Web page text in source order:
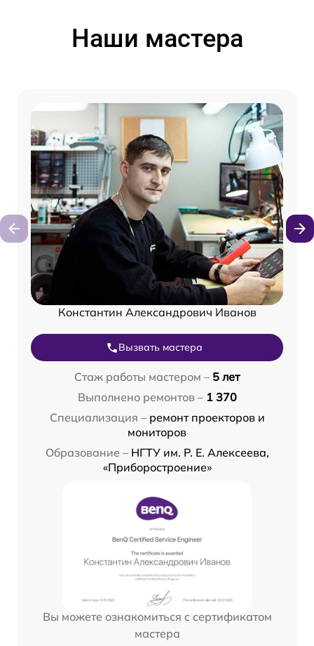
Наши мастера
Константин Александрович Иванов
Вызвать мастера
Стаж работы мастером – 5 лет
Выполнено ремонтов – 1 370
Специализация – ремонт проекторов и
мониторов
Образование – НГТУ им. Р. Е. Алексеева,
«Приборостроение»
Вы можете ознакомиться с сертификатом
мастера